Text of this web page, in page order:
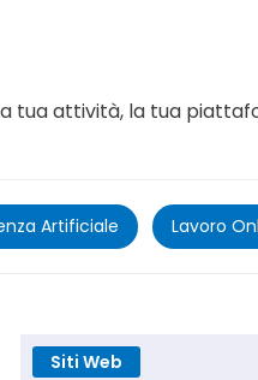
tua attività, la tua
Artificiale Lavoro
Siti Web